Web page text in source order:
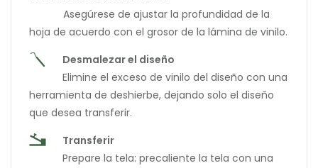
Asegúrese de ajustar la profundidad de la
hoja de acuerdo con el grosor de la lámina de vinilo.
Desmalezar el diseño
Elimine el exceso de vinilo del diseño con una
herramienta de deshierbe, dejando solo el diseño
que desea transferir.
Transferir
Prepare la tela: precaliente la tela con una